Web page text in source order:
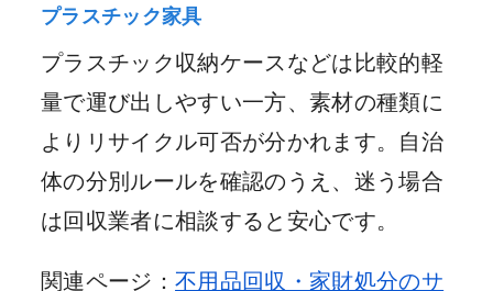
プラスチック家具
プラスチック収納ケースなどは比較的軽
量で運び出しやすい一方、素材の種類に
よりリサイクル可否が分かれます。自治
体の分別ルールを確認のうえ、迷う場合
は回収業者に相談すると安心です。
関連ページ：不用品回収・家財処分のサ